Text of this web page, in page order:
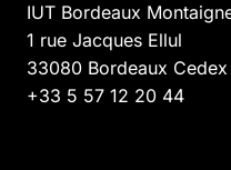
IUT Bordeaux
1 rue Jacques Ellul
33080 Bordeaux Cedex
+33 5 57 12 20 44